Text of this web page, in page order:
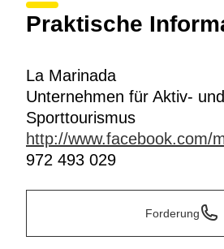
Praktische
La Marinada
Unternehmen für Aktiv- und
Sporttourismus
http://www.facebook.com/
972 493 029
Forderung